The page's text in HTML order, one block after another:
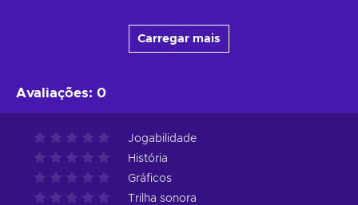
Carregar mais
Avaliações: 0
Jogabilidade
História
Gráficos
Trilha sonora